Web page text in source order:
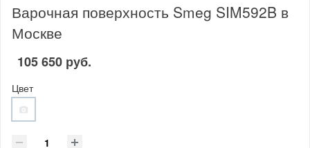
Варочная поверхность Smeg SIM592B в
Москве
105 650 руб.
Цвет